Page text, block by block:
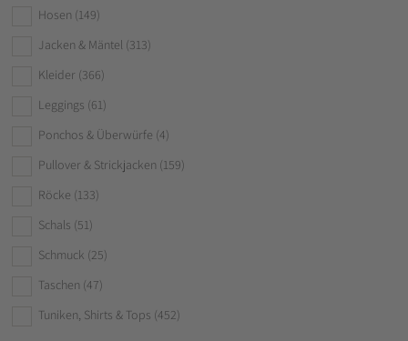
Hosen (149)
Jacken & Mäntel (313)
Kleider (366)
Leggings (61)
Ponchos & Überwürfe (4)
Pullover & Strickjacken (159)
Röcke (133)
Schals (51)
Schmuck (25)
Taschen (47)
Tuniken, Shirts & Tops (452)